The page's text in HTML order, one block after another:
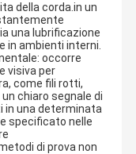
della corda.in un
una lubrificazione
in ambienti interni.
occorre
visiva per
come fili rotti,
chiaro segnale di
in una determinata
specificato nelle
di prova non